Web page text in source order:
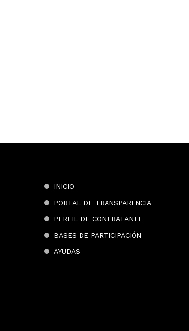
INICIO
PORTAL DE TRANSPARENCIA
PERFIL DE CONTRATANTE
BASES DE PARTICIPACIÓN
AYUDAS